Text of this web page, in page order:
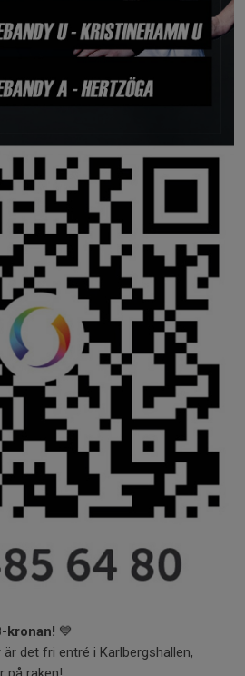
kronan! 💙
det fri entré i Karlbergshallen,